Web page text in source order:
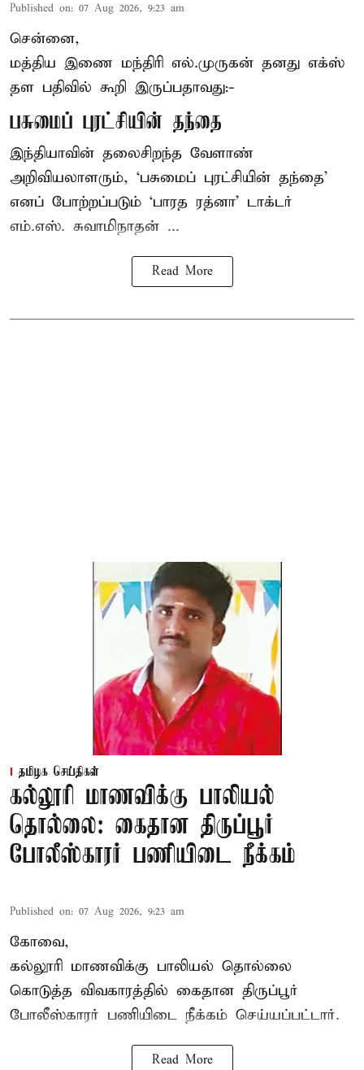
Published on: 07 Aug 2026, 9:23 am
சென்னை,
மத்திய இணை மந்திரி எல்.முருகன் தனது எக்ஸ்
தள பதிவில் கூறி இருப்பதாவது:-
பசுமைப் புரட்சியின் தந்தை
இந்தியாவின் தலைசிறந்த வேளாண்
அறிவியலாளரும், ‘பசுமைப் புரட்சியின் தந்தை’
எனப் போற்றப்படும் ‘பாரத ரத்னா’ டாக்டர்
எம்.எஸ். சுவாமிநாதன் ...
Read More
தமிழக செய்திகள்
கல்லூரி மாணவிக்கு பாலியல்
தொல்லை: கைதான திருப்பூர்
போலீஸ்காரர் பணியிடை நீக்கம்
Published on: 07 Aug 2026, 9:23 am
கோவை,
கல்லூரி மாணவிக்கு பாலியல் தொல்லை
கொடுத்த விவகாரத்தில் கைதான திருப்பூர்
போலீஸ்காரர் பணியிடை நீக்கம் செய்யப்பட்டார்.
Read More